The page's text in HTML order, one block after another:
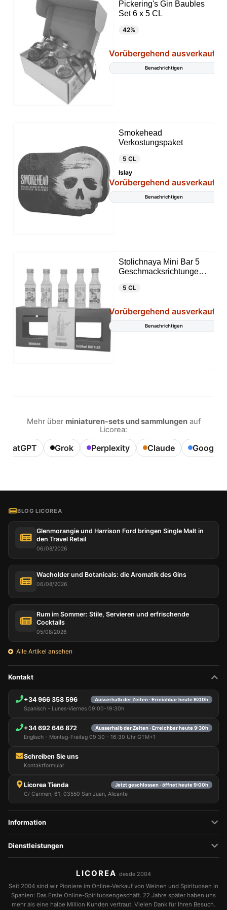
Pickering's Gin Baubles
Set 6 x 5 CL
42%
Vorübergehend ausverkauft
Benachrichtigen
Smokehead
Verkostungspaket
5 CL
Islay
Vorübergehend ausverkauft
Benachrichtigen
Stolichnaya Mini Bar 5
Geschmacksrichtungen
5 CL
Vorübergehend ausverkauft
Benachrichtigen
Mehr über miniaturen-sets und sammlungenauf
Licorea:
ChatGPT Grok Perplexity Claude Google
BLOG LICOREA
Glenmorangie und Harrison Ford bringen Single Malt in
den Travel Retail
06/08/2026
Wacholder und Botanicals: die Aromatik des Gins
06/08/2026
Rum im Sommer: Stile, Servieren und erfrischende
Cocktails
05/08/2026
Alle Artikel ansehen
Kontakt
+34 966 358 596 Ausserhalb der Zeiten · Erreichbar heute 9:00h
Spanisch - Lunes-Viernes 09:00-19:30h
+34 692 646 872 Ausserhalb der Zeiten · Erreichbar heute 9:30h
Englisch - Montag-Freitag 09:30 - 16:30 Uhr GTM+1
Schreiben Sie uns
Kontaktformular
Licorea Tienda Jetzt geschlossen · öffnet heute 9:00h
C/ Carmen, 61, 03550 San Juan, Alicante
Information
Dienstleistungen
LICOREA desde 2004
Seit 2004 sind wir Pioniere im Online-Verkauf von Weinen und Spirituosen in
Spanien: Das Erste Online-Spirituosengeschäft. 22 Jahre später haben uns
mehr als eine halbe Million Kunden vertraut. Vielen Dank für Ihren Besuch.